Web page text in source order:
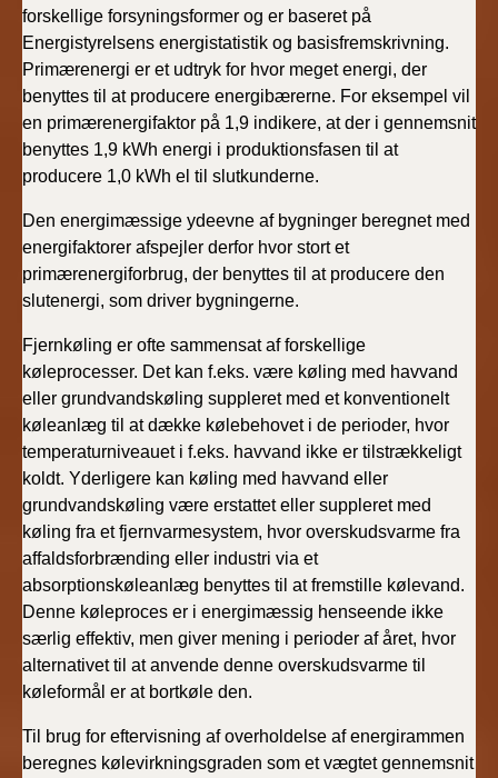
forskellige forsyningsformer og er baseret på
Energistyrelsens energistatistik og basisfremskrivning.
Primærenergi er et udtryk for hvor meget energi, der
benyttes til at producere energibærerne. For eksempel vil
en primærenergifaktor på 1,9 indikere, at der i gennemsnit
benyttes 1,9 kWh energi i produktionsfasen til at
producere 1,0 kWh el til slutkunderne.
Den energimæssige ydeevne af bygninger beregnet med
energifaktorer afspejler derfor hvor stort et
primærenergiforbrug, der benyttes til at producere den
slutenergi, som driver bygningerne.
Fjernkøling er ofte sammensat af forskellige
køleprocesser. Det kan f.eks. være køling med havvand
eller grundvandskøling suppleret med et konventionelt
køleanlæg til at dække kølebehovet i de perioder, hvor
temperaturniveauet i f.eks. havvand ikke er tilstrækkeligt
koldt. Yderligere kan køling med havvand eller
grundvandskøling være erstattet eller suppleret med
køling fra et fjernvarmesystem, hvor overskudsvarme fra
affaldsforbrænding eller industri via et
absorptionskøleanlæg benyttes til at fremstille kølevand.
Denne køleproces er i energimæssig henseende ikke
særlig effektiv, men giver mening i perioder af året, hvor
alternativet til at anvende denne overskudsvarme til
køleformål er at bortkøle den.
Til brug for eftervisning af overholdelse af energirammen
beregnes kølevirkningsgraden som et vægtet gennemsnit